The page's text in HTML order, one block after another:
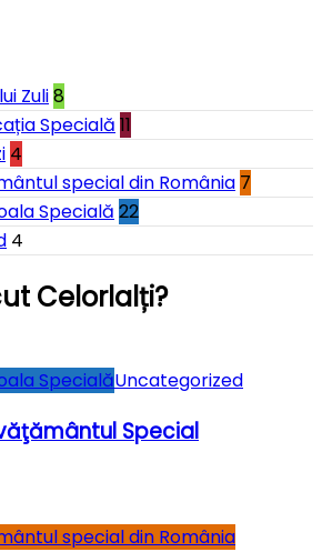
Zuli8
Specială 11
4
special din România 7
Specială 22
4
Celorlalți?
SpecialăUncategorized
Special
special din România